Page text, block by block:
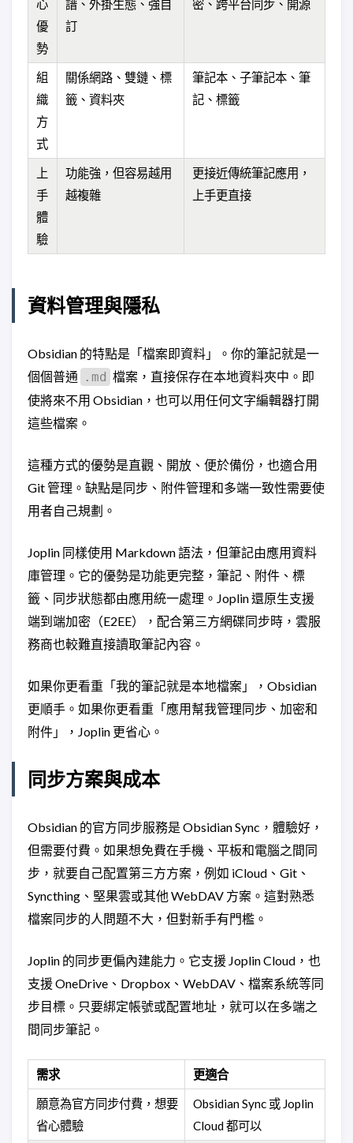
心
優
勢
譜、外掛生態、強自
訂
密、跨平台同步、開源
組
織
方
式
關係網路、雙鏈、標
籤、資料夾
筆記本、子筆記本、筆
記、標籤
上
手
體
驗
功能強，但容易越用
越複雜
更接近傳統筆記應用，
上手更直接
資料管理與隱私
Obsidian 的特點是「檔案即資料」。你的筆記就是一
個個普通
.md 檔案，直接保存在本地資料夾中。即
使將來不用 Obsidian，也可以用任何文字編輯器打開
這些檔案。
這種方式的優勢是直觀、開放、便於備份，也適合用
Git 管理。缺點是同步、附件管理和多端一致性需要使
用者自己規劃。
Joplin 同樣使用 Markdown 語法，但筆記由應用資料
庫管理。它的優勢是功能更完整，筆記、附件、標
籤、同步狀態都由應用統一處理。Joplin 還原生支援
端到端加密（E2EE），配合第三方網碟同步時，雲服
務商也較難直接讀取筆記內容。
如果你更看重「我的筆記就是本地檔案」，Obsidian
更順手。如果你更看重「應用幫我管理同步、加密和
附件」，Joplin 更省心。
同步方案與成本
Obsidian 的官方同步服務是 Obsidian Sync，體驗好，
但需要付費。如果想免費在手機、平板和電腦之間同
步，就要自己配置第三方方案，例如 iCloud、Git、
Syncthing、堅果雲或其他 WebDAV 方案。這對熟悉
檔案同步的人問題不大，但對新手有門檻。
Joplin 的同步更偏內建能力。它支援 Joplin Cloud，也
支援 OneDrive、Dropbox、WebDAV、檔案系統等同
步目標。只要綁定帳號或配置地址，就可以在多端之
間同步筆記。
需求 更適合
願意為官方同步付費，想要
省心體驗
Obsidian Sync 或 Joplin
Cloud 都可以